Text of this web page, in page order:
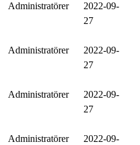
Administratörer
2022-09-
27
Administratörer
2022-09-
27
Administratörer
2022-09-
27
Administratörer 2022-09-